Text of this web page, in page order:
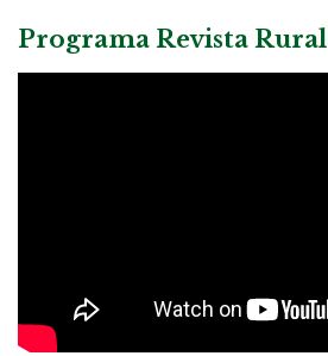
Programa Revista Rural